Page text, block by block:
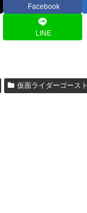
Facebook
LINE
仮面ライダーゴースト